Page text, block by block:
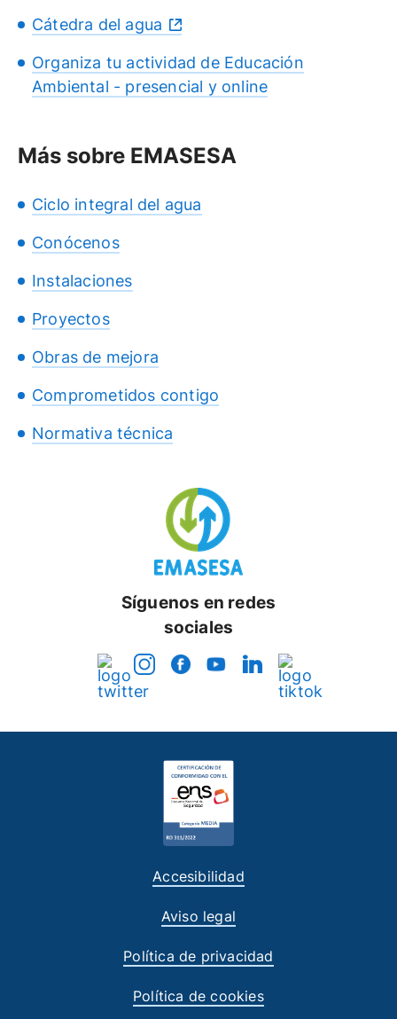
Cátedra del agua
Organiza tu actividad de Educación
Ambiental - presencial y online
Más sobre EMASESA
Ciclo integral del agua
Conócenos
Instalaciones
Proyectos
Obras de mejora
Comprometidos contigo
Normativa técnica
Síguenos en redes
sociales
Accesibilidad
Aviso legal
Política de privacidad
Política de cookies